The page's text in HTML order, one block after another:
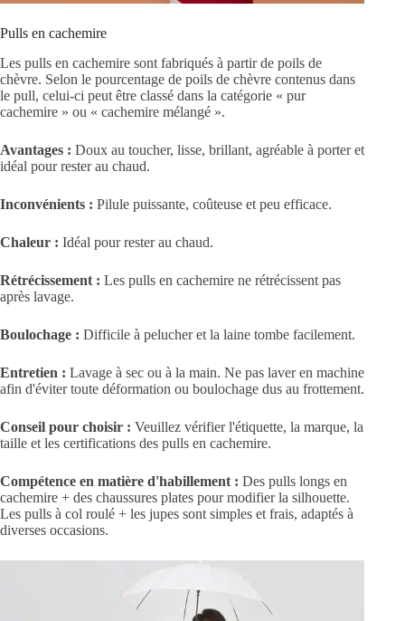
Pulls en cachemire
Les pulls en cachemire sont fabriqués à partir de poils de
chèvre. Selon le pourcentage de poils de chèvre contenus dans
le pull, celui-ci peut être classé dans la catégorie « pur
cachemire » ou « cachemire mélangé ».
Avantages : Doux au toucher, lisse, brillant, agréable à porter et
idéal pour rester au chaud.
Inconvénients : Pilule puissante, coûteuse et peu efficace.
Chaleur : Idéal pour rester au chaud.
Rétrécissement : Les pulls en cachemire ne rétrécissent pas
après lavage.
Boulochage : Difficile à pelucher et la laine tombe facilement.
Entretien : Lavage à sec ou à la main. Ne pas laver en machine
afin d'éviter toute déformation ou boulochage dus au frottement.
Conseil pour choisir : Veuillez vérifier l'étiquette, la marque, la
taille et les certifications des pulls en cachemire.
Compétence en matière d'habillement : Des pulls longs en
cachemire + des chaussures plates pour modifier la silhouette.
Les pulls à col roulé + les jupes sont simples et frais, adaptés à
diverses occasions.